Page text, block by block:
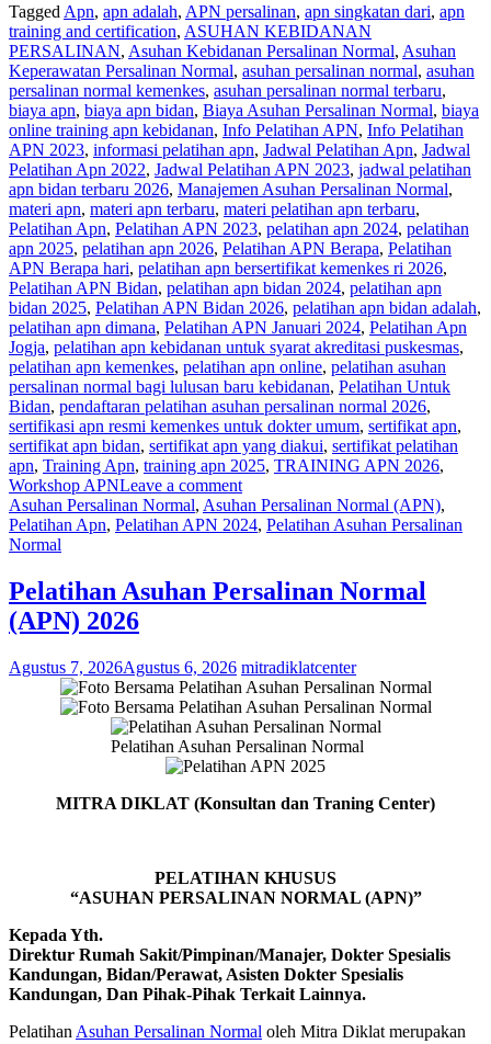
Tagged Apn, apn adalah, APN persalinan, apn singkatan dari, apn
training and certification, ASUHAN KEBIDANAN
PERSALINAN, Asuhan Kebidanan Persalinan Normal, Asuhan
Keperawatan Persalinan Normal, asuhan persalinan normal, asuhan
persalinan normal kemenkes, asuhan persalinan normal terbaru,
biaya apn, biaya apn bidan, Biaya Asuhan Persalinan Normal, biaya
online training apn kebidanan, Info Pelatihan APN, Info Pelatihan
APN 2023, informasi pelatihan apn, Jadwal Pelatihan Apn, Jadwal
Pelatihan Apn 2022, Jadwal Pelatihan APN 2023, jadwal pelatihan
apn bidan terbaru 2026, Manajemen Asuhan Persalinan Normal,
materi apn, materi apn terbaru, materi pelatihan apn terbaru,
Pelatihan Apn, Pelatihan APN 2023, pelatihan apn 2024, pelatihan
apn 2025, pelatihan apn 2026, Pelatihan APN Berapa, Pelatihan
APN Berapa hari, pelatihan apn bersertifikat kemenkes ri 2026,
Pelatihan APN Bidan, pelatihan apn bidan 2024, pelatihan apn
bidan 2025, Pelatihan APN Bidan 2026, pelatihan apn bidan adalah,
pelatihan apn dimana, Pelatihan APN Januari 2024, Pelatihan Apn
Jogja, pelatihan apn kebidanan untuk syarat akreditasi puskesmas,
pelatihan apn kemenkes, pelatihan apn online, pelatihan asuhan
persalinan normal bagi lulusan baru kebidanan, Pelatihan Untuk
Bidan, pendaftaran pelatihan asuhan persalinan normal 2026,
sertifikasi apn resmi kemenkes untuk dokter umum, sertifikat apn,
sertifikat apn bidan, sertifikat apn yang diakui, sertifikat pelatihan
apn, Training Apn, training apn 2025, TRAINING APN 2026,
Workshop APNLeave a comment
Asuhan Persalinan Normal, Asuhan Persalinan Normal (APN),
Pelatihan Apn, Pelatihan APN 2024, Pelatihan Asuhan Persalinan
Normal
Pelatihan Asuhan Persalinan Normal
(APN) 2026
Agustus 7, 2026Agustus 6, 2026 mitradiklatcenter
Pelatihan Asuhan Persalinan Normal
MITRA DIKLAT (Konsultan dan Traning Center)
PELATIHAN KHUSUS
“ASUHAN PERSALINAN NORMAL (APN)”
Kepada Yth.
Direktur Rumah Sakit/Pimpinan/Manajer, Dokter Spesialis
Kandungan, Bidan/Perawat, Asisten Dokter Spesialis
Kandungan, Dan Pihak-Pihak Terkait Lainnya.
Pelatihan Asuhan Persalinan Normal oleh Mitra Diklat merupakan